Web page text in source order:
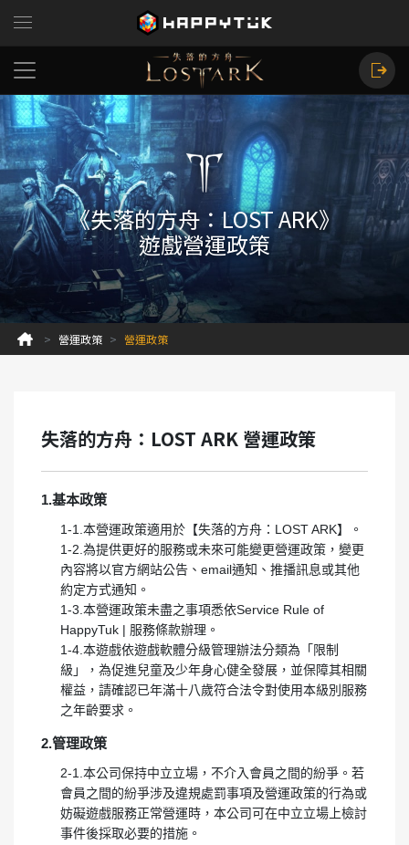
《失落的方舟：LOST ARK》
遊戲營運政策
營運政策 營運政策
失落的方舟：LOST ARK 營運政策
1.基本政策
1-1.本營運政策適用於【失落的方舟：LOST ARK】。
1-2.為提供更好的服務或未來可能變更營運政策，變更
內容將以官方網站公告、email通知、推播訊息或其他
約定方式通知。
1-3.本營運政策未盡之事項悉依Service Rule of
HappyTuk | 服務條款辦理。
1-4.本遊戲依遊戲軟體分級管理辦法分類為「限制
級」，為促進兒童及少年身心健全發展，並保障其相關
權益，請確認已年滿十八歲符合法令對使用本級別服務
之年齡要求。
2.管理政策
2-1.本公司保持中立立場，不介入會員之間的紛爭。若
會員之間的紛爭涉及違規處罰事項及營運政策的行為或
妨礙遊戲服務正常營運時，本公司可在中立立場上檢討
事件後採取必要的措施。